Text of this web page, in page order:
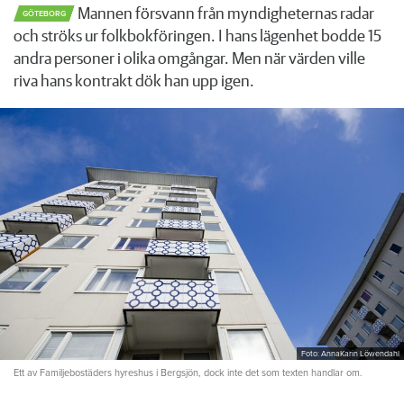
GÖTEBORG
Mannen försvann från myndigheternas radar
och ströks ur folkbokföringen. I hans lägenhet bodde 15
andra personer i olika omgångar. Men när värden ville
riva hans kontrakt dök han upp igen.
Foto: AnnaKarin Löwendahl
Ett av Familjebostäders hyreshus i Bergsjön, dock inte det som texten handlar om.